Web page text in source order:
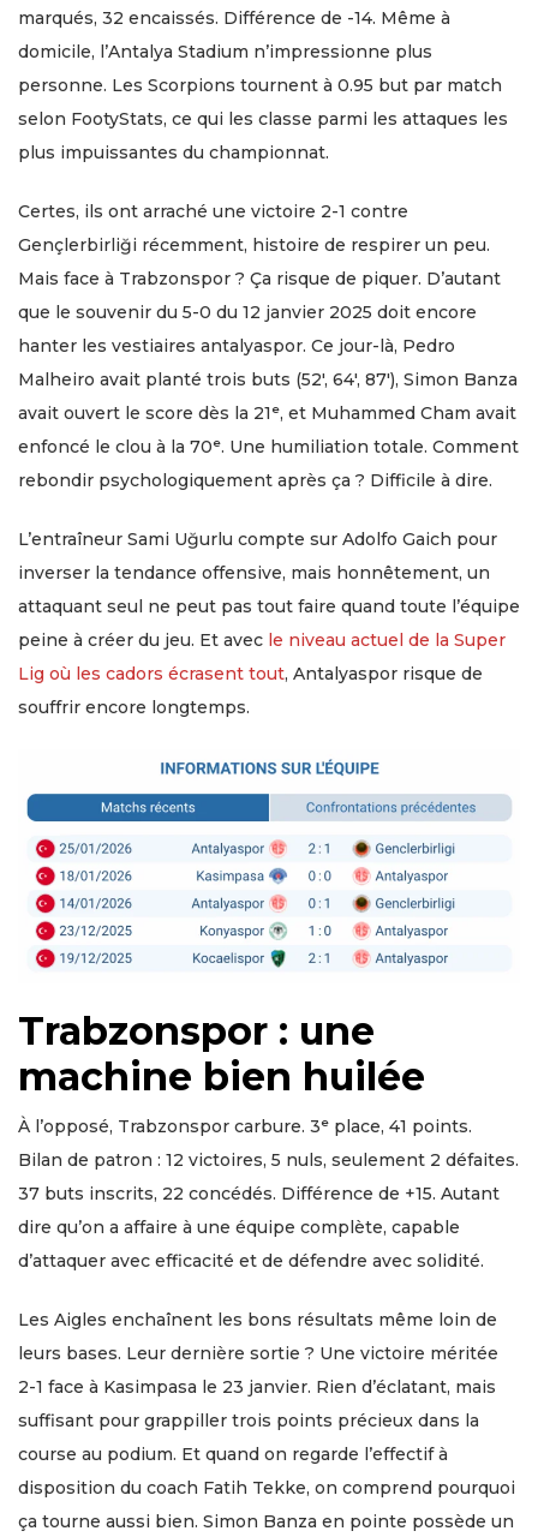
marqués, 32 encaissés. Différence de -14. Même à
domicile, l’Antalya Stadium n’impressionne plus
personne. Les Scorpions tournent à 0.95 but par match
selon FootyStats, ce qui les classe parmi les attaques les
plus impuissantes du championnat.
Certes, ils ont arraché une victoire 2-1 contre
Gençlerbirliği récemment, histoire de respirer un peu.
Mais face à Trabzonspor ? Ça risque de piquer. D’autant
que le souvenir du 5-0 du 12 janvier 2025 doit encore
hanter les vestiaires antalyaspor. Ce jour-là, Pedro
Malheiro avait planté trois buts (52′, 64′, 87′), Simon Banza
avait ouvert le score dès la 21ᵉ, et Muhammed Cham avait
enfoncé le clou à la 70ᵉ. Une humiliation totale. Comment
rebondir psychologiquement après ça ? Difficile à dire.
L’entraîneur Sami Uğurlu compte sur Adolfo Gaich pour
inverser la tendance offensive, mais honnêtement, un
attaquant seul ne peut pas tout faire quand toute l’équipe
peine à créer du jeu. Et avec le niveau actuel de la Super
Lig où les cadors écrasent tout, Antalyaspor risque de
souffrir encore longtemps.
Trabzonspor : une
machine bien huilée
À l’opposé, Trabzonspor carbure. 3ᵉ place, 41 points.
Bilan de patron : 12 victoires, 5 nuls, seulement 2 défaites.
37 buts inscrits, 22 concédés. Différence de +15. Autant
dire qu’on a affaire à une équipe complète, capable
d’attaquer avec efficacité et de défendre avec solidité.
Les Aigles enchaînent les bons résultats même loin de
leurs bases. Leur dernière sortie ? Une victoire méritée
2-1 face à Kasimpasa le 23 janvier. Rien d’éclatant, mais
suffisant pour grappiller trois points précieux dans la
course au podium. Et quand on regarde l’effectif à
disposition du coach Fatih Tekke, on comprend pourquoi
ça tourne aussi bien. Simon Banza en pointe possède un